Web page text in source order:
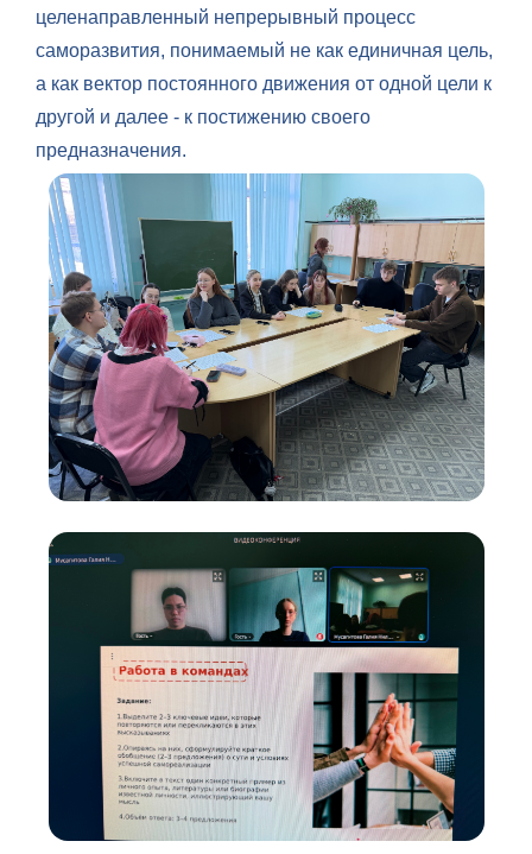
целенаправленный непрерывный процесс
саморазвития, понимаемый не как единичная цель,
а как вектор постоянного движения от одной цели к
другой и далее - к постижению своего
предназначения.